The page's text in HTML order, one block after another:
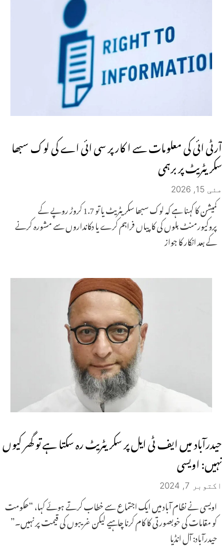
آرٹی ائی کی معلومات سے ا کار پر سی ائی اے کی لوک سبھا
سکریٹریٹ پر برہمی
مئی 15, 2026
کمیشن کا کہنا ہے کہ لوک سبھا سکریٹریٹ یا تو 1.7 کروڑ روپے کے
پروکیورمنٹ بلوں کی کاپیاں فراہم کرے یا دکانداروں سے مشورہ کرنے
کے بعد انکار کا جواز
حیدرآباد میں ایف ٹی ایل پر سکریٹریٹ رہ سکتا ہے تو گھر کیوں
نہیں: اویسی
اکتوبر 7, 2024
اویسی نے نظام آباد میں ایک اجتماع سے خطاب کرتے ہوئے کہا، “حکومت
کو مقامات کی خوبصورتی کا کام کرنا چاہیے لیکن غریبوں کی قیمت پر نہیں۔”
حیدرآباد: آل انڈیا